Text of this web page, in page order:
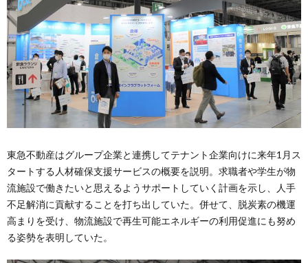
東急不動産はグループ企業と連携してテナント企業向けに来年1月ス
タートする人材確保支援サービスの概要を説明。求職者や学生が物
流施設で働きたいと思えるようサポートしていく計画を示し、人手
不足解消に貢献することを打ち出していた。併せて、脱炭素の機運
高まりを受け、物流施設で再生可能エネルギーの利用促進にも努め
る姿勢を表明していた。